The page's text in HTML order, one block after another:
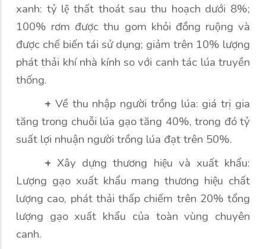
xanh: tỷ lệ thất thoát sau thu hoạch dưới 8%;
100% rơm được thu gom khỏi đồng ruộng và
được chế biến tái sử dụng; giảm trên 10% lượng
phát thải khí nhà kính so với canh tác lúa truyền
thống.
+ Về thu nhập người trồng lúa: giá trị gia
tăng trong chuỗi lúa gạo tăng 40%, trong đó tỷ
suất lợi nhuận người trồng lúa đạt trên 50%.
+Xây dựng thương hiệu và xuất khẩu:
Lượng gạo xuất khẩu mang thương hiệu chất
lượng cao, phát thải thấp chiếm trên 20% tổng
lượng gạo xuất khẩu của toàn vùng chuyên
canh.